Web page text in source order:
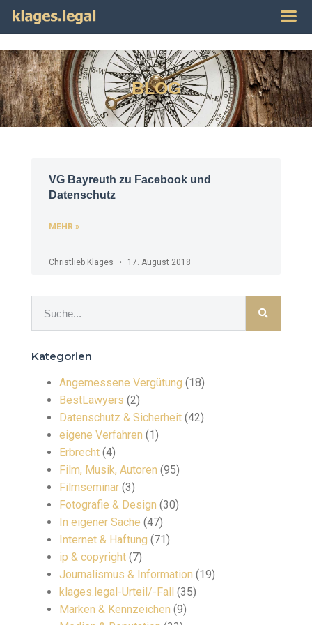
BLOG
VG Bayreuth zu Facebook und
Datenschutz
MEHR »
Christlieb Klages 17. August 2018
Kategorien
Angemessene Vergütung (18)
BestLawyers (2)
Datenschutz & Sicherheit (42)
eigene Verfahren (1)
Erbrecht (4)
Film, Musik, Autoren (95)
Filmseminar (3)
Fotografie & Design (30)
In eigener Sache (47)
Internet & Haftung (71)
ip & copyright (7)
Journalismus & Information (19)
klages.legal-Urteil/-Fall (35)
Marken & Kennzeichen (9)